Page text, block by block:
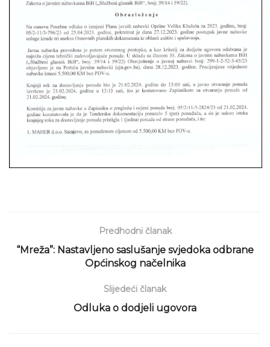
Predhodni članak
“Mreža”: Nastavljeno saslušanje svjedoka odbrane
Općinskog načelnika
Slijedeći članak
Odluka o dodjeli ugovora